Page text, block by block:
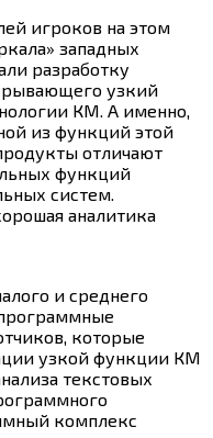
игроков на этом
западных
разработку
узкий
КМ. А именно,
из функций этой
отличают
функций
систем.
аналитика
и среднего
которые
узкой функции КМ
текстовых
комплекс